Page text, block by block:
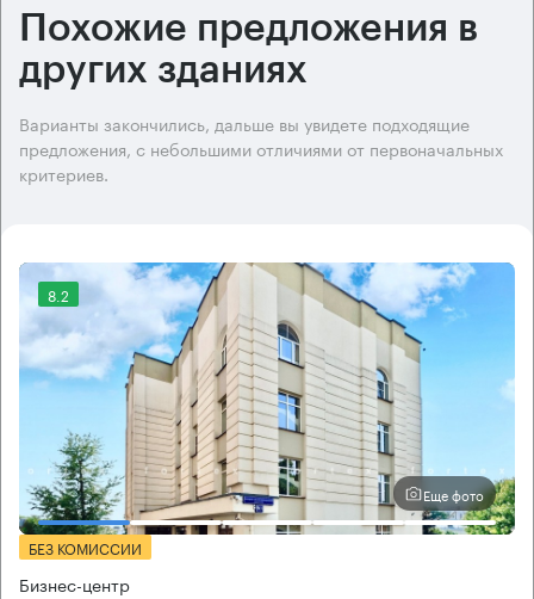
Похожие предложения в
других зданиях
Варианты закончились, дальше вы увидете подходящие
предложения, с небольшими отличиями от первоначальных
критериев.
8.2
Еще фото
БЕЗ КОМИССИИ
Бизнес-центр